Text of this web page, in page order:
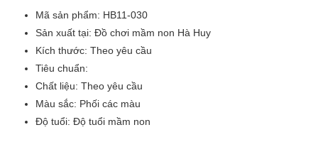
Mã sản phẩm: HB11-030
Sản xuất tại: Đồ chơi mầm non Hà Huy
Kích thước: Theo yêu cầu
Tiêu chuẩn:
Chất liệu: Theo yêu cầu
Màu sắc: Phối các màu
Độ tuổi: Độ tuổi mầm non